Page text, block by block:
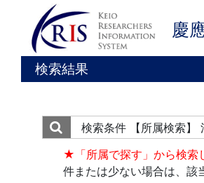
慶
検索結果
検索条件
【所属検索】
★「所属で探す」から検索
件または少ない場合は、該